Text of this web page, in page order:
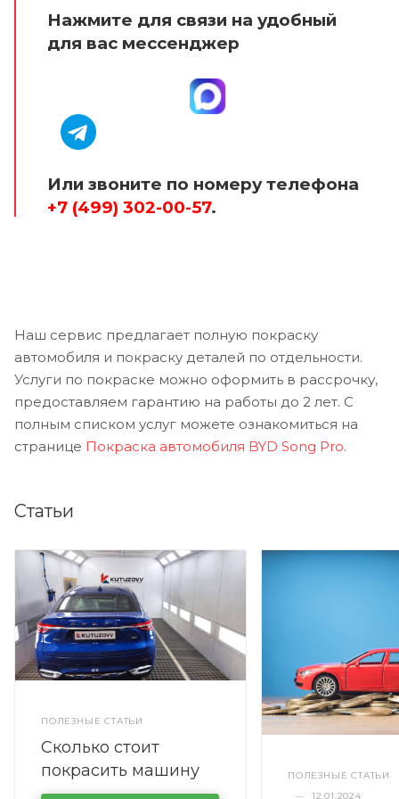
Нажмите для связи на удобный
для вас мессенджер
Или звоните по номеру телефона
+7 (499) 302-00-57.
Наш сервис предлагает полную покраску
автомобиля и покраску деталей по отдельности.
Услуги по покраске можно оформить в рассрочку,
предоставляем гарантию на работы до 2 лет. С
полным списком услуг можете ознакомиться на
странице Покраска автомобиля BYD Song Pro.
Статьи
ПОЛЕЗНЫЕ СТАТЬИ
Сколько стоит
покрасить машину
полностью
ПОЛЕЗНЫЕ СТАТЬИ
—
12.01.2024